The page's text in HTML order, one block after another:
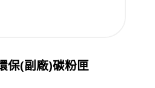
保(副廠)碳粉匣